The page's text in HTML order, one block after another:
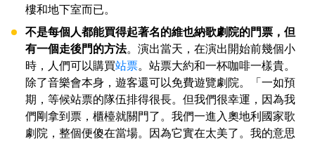
樓和地下室而已。
不是每個人都能買得起著名的維也納歌劇院的門票，但
有一個走後門的方法。演出當天，在演出開始前幾個小
時，人們可以購買站票。站票大約和一杯咖啡一樣貴。
除了音樂會本身，遊客還可以免費遊覽劇院。「一如預
期，等候站票的隊伍排得很長。但我們很幸運，因為我
們剛拿到票，櫃檯就關門了。我們一進入奧地利國家歌
劇院，整個便傻在當場。因為它實在太美了。我的意思